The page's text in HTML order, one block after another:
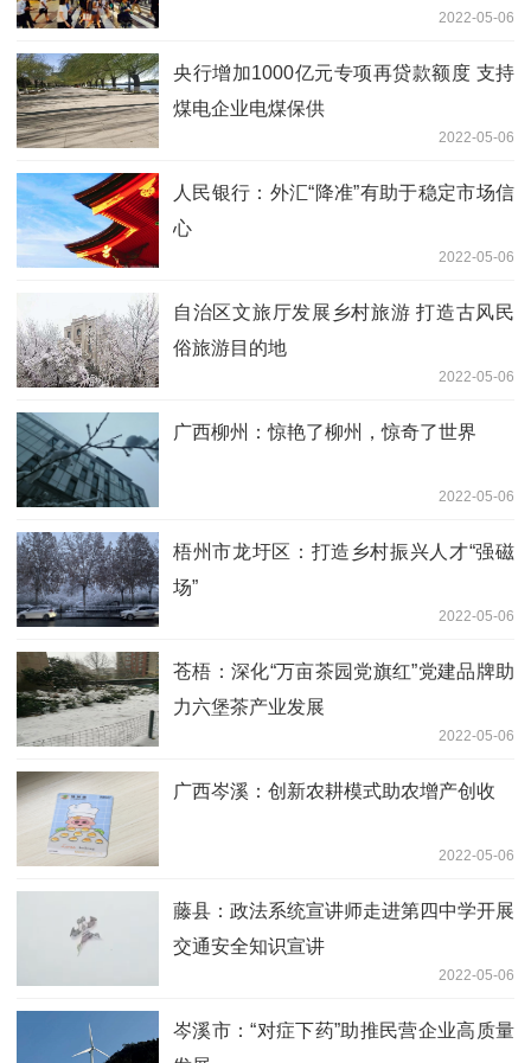
2022-05-06
央行增加1000亿元专项再贷款额度 支持
煤电企业电煤保供
2022-05-06
人民银行：外汇“降准”有助于稳定市场信
心
2022-05-06
自治区文旅厅发展乡村旅游 打造古风民
俗旅游目的地
2022-05-06
广西柳州：惊艳了柳州，惊奇了世界
2022-05-06
梧州市龙圩区：打造乡村振兴人才“强磁
场”
2022-05-06
苍梧：深化“万亩茶园党旗红”党建品牌助
力六堡茶产业发展
2022-05-06
广西岑溪：创新农耕模式助农增产创收
2022-05-06
藤县：政法系统宣讲师走进第四中学开展
交通安全知识宣讲
2022-05-06
岑溪市：“对症下药”助推民营企业高质量